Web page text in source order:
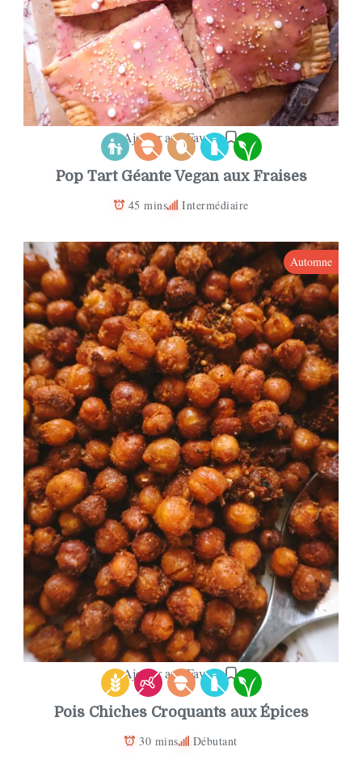
Ajouter aux Favoris
Pop Tart Géante Vegan aux Fraises
45 mins Intermédiaire
Ajouter aux Favoris
Automne
Pois Chiches Croquants aux Épices
30 mins Débutant